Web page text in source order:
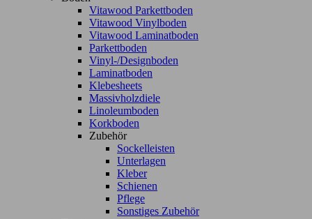
Vitawood Parkettboden
Vitawood Vinylboden
Vitawood Laminatboden
Parkettboden
Vinyl-/Designboden
Laminatboden
Klebesheets
Massivholzdiele
Linoleumboden
Korkboden
Zubehör
Sockelleisten
Unterlagen
Kleber
Schienen
Pflege
Sonstiges Zubehör